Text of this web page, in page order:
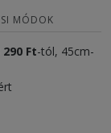
MÓDOK
290 Ft-tól, 45cm-